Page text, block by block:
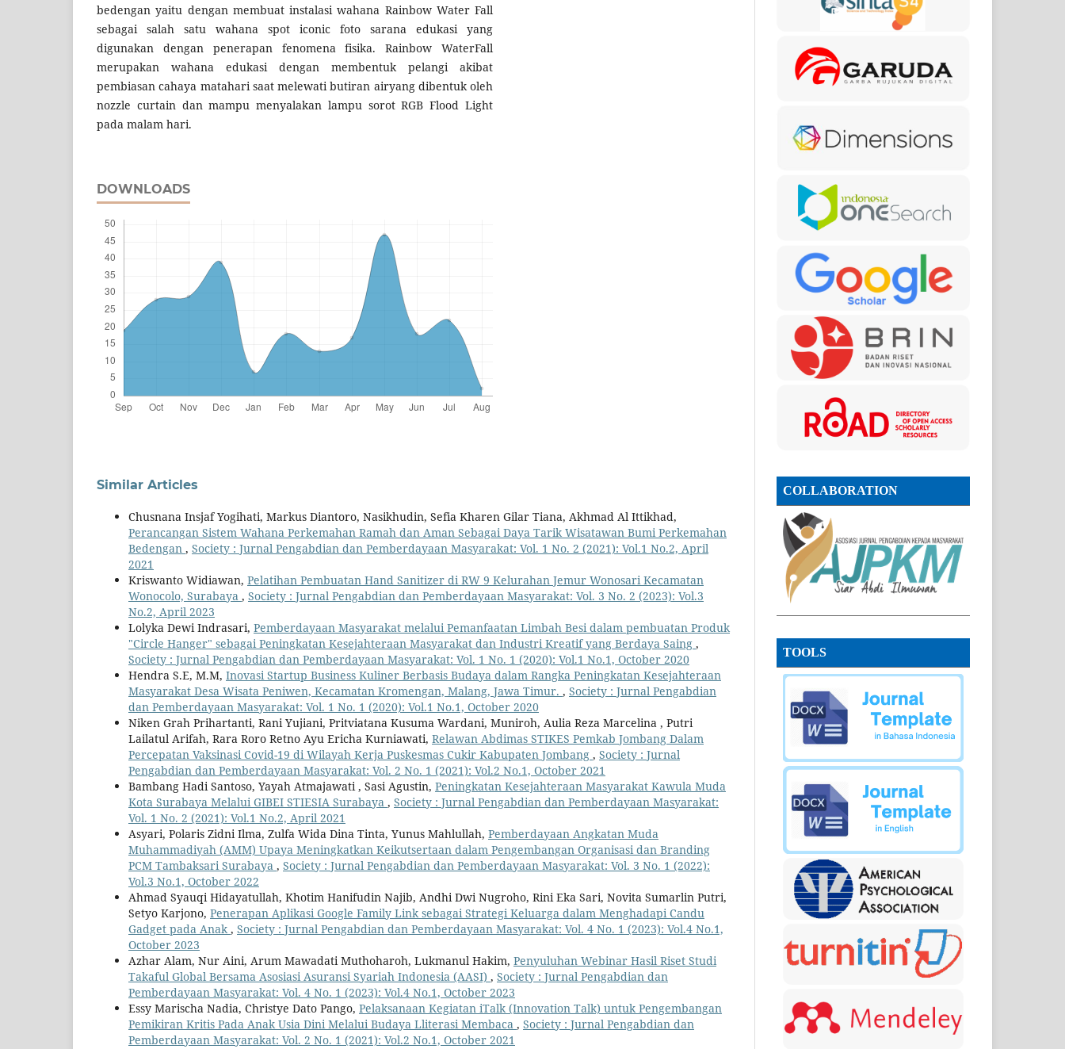
bedengan yaitu dengan membuat instalasi wahana Rainbow Water Fall
sebagai salah satu wahana spot iconic foto sarana edukasi yang
digunakan dengan penerapan fenomena fisika. Rainbow WaterFall
merupakan wahana edukasi dengan membentuk pelangi akibat
pembiasan cahaya matahari saat melewati butiran airyang dibentuk oleh
nozzle curtain dan mampu menyalakan lampu sorot RGB Flood Light
pada malam hari.
DOWNLOADS
Similar Articles
Chusnana Insjaf Yogihati, Markus Diantoro, Nasikhudin, Sefia Kharen Gilar Tiana, Akhmad Al Ittikhad,
Perancangan Sistem Wahana Perkemahan Ramah dan Aman Sebagai Daya Tarik Wisatawan Bumi Perkemahan
Bedengan , Society : Jurnal Pengabdian dan Pemberdayaan Masyarakat: Vol. 1 No. 2 (2021): Vol.1 No.2, April
2021
Kriswanto Widiawan, Pelatihan Pembuatan Hand Sanitizer di RW 9 Kelurahan Jemur Wonosari Kecamatan
Wonocolo, Surabaya , Society : Jurnal Pengabdian dan Pemberdayaan Masyarakat: Vol. 3 No. 2 (2023): Vol.3
No.2, April 2023
Lolyka Dewi Indrasari, Pemberdayaan Masyarakat melalui Pemanfaatan Limbah Besi dalam pembuatan Produk
"Circle Hanger" sebagai Peningkatan Kesejahteraan Masyarakat dan Industri Kreatif yang Berdaya Saing ,
Society : Jurnal Pengabdian dan Pemberdayaan Masyarakat: Vol. 1 No. 1 (2020): Vol.1 No.1, October 2020
Hendra S.E, M.M, Inovasi Startup Business Kuliner Berbasis Budaya dalam Rangka Peningkatan Kesejahteraan
Masyarakat Desa Wisata Peniwen, Kecamatan Kromengan, Malang, Jawa Timur. , Society : Jurnal Pengabdian
dan Pemberdayaan Masyarakat: Vol. 1 No. 1 (2020): Vol.1 No.1, October 2020
Niken Grah Prihartanti, Rani Yujiani, Pritviatana Kusuma Wardani, Muniroh, Aulia Reza Marcelina , Putri
Lailatul Arifah, Rara Roro Retno Ayu Ericha Kurniawati, Relawan Abdimas STIKES Pemkab Jombang Dalam
Percepatan Vaksinasi Covid-19 di Wilayah Kerja Puskesmas Cukir Kabupaten Jombang , Society : Jurnal
Pengabdian dan Pemberdayaan Masyarakat: Vol. 2 No. 1 (2021): Vol.2 No.1, October 2021
Bambang Hadi Santoso, Yayah Atmajawati , Sasi Agustin, Peningkatan Kesejahteraan Masyarakat Kawula Muda
Kota Surabaya Melalui GIBEI STIESIA Surabaya , Society : Jurnal Pengabdian dan Pemberdayaan Masyarakat:
Vol. 1 No. 2 (2021): Vol.1 No.2, April 2021
Asyari, Polaris Zidni Ilma, Zulfa Wida Dina Tinta, Yunus Mahlullah, Pemberdayaan Angkatan Muda
Muhammadiyah (AMM) Upaya Meningkatkan Keikutsertaan dalam Pengembangan Organisasi dan Branding
PCM Tambaksari Surabaya , Society : Jurnal Pengabdian dan Pemberdayaan Masyarakat: Vol. 3 No. 1 (2022):
Vol.3 No.1, October 2022
Ahmad Syauqi Hidayatullah, Khotim Hanifudin Najib, Andhi Dwi Nugroho, Rini Eka Sari, Novita Sumarlin Putri,
Setyo Karjono, Penerapan Aplikasi Google Family Link sebagai Strategi Keluarga dalam Menghadapi Candu
Gadget pada Anak , Society : Jurnal Pengabdian dan Pemberdayaan Masyarakat: Vol. 4 No. 1 (2023): Vol.4 No.1,
October 2023
Azhar Alam, Nur Aini, Arum Mawadati Muthoharoh, Lukmanul Hakim, Penyuluhan Webinar Hasil Riset Studi
Takaful Global Bersama Asosiasi Asuransi Syariah Indonesia (AASI) , Society : Jurnal Pengabdian dan
Pemberdayaan Masyarakat: Vol. 4 No. 1 (2023): Vol.4 No.1, October 2023
Essy Marischa Nadia, Christye Dato Pango, Pelaksanaan Kegiatan iTalk (Innovation Talk) untuk Pengembangan
Pemikiran Kritis Pada Anak Usia Dini Melalui Budaya Lliterasi Membaca , Society : Jurnal Pengabdian dan
Pemberdayaan Masyarakat: Vol. 2 No. 1 (2021): Vol.2 No.1, October 2021
COLLABORATION
TOOLS